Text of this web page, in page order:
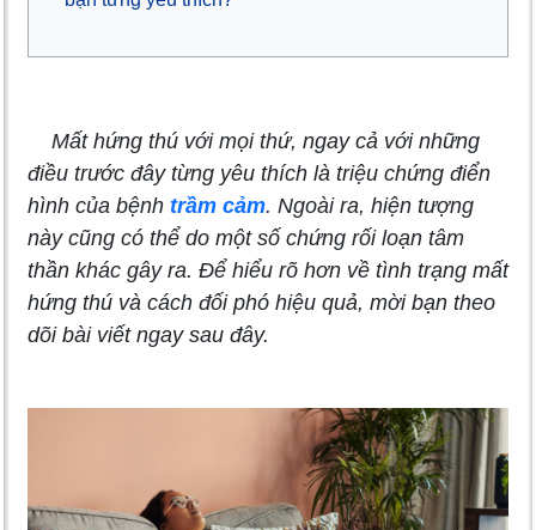
Mất hứng thú với mọi thứ, ngay cả với những
điều trước đây từng yêu thích là triệu chứng điển
hình của bệnh trầm cảm. Ngoài ra, hiện tượng
này cũng có thể do một số chứng rối loạn tâm
thần khác gây ra. Để hiểu rõ hơn về tình trạng mất
hứng thú và cách đối phó hiệu quả, mời bạn theo
dõi bài viết ngay sau đây.